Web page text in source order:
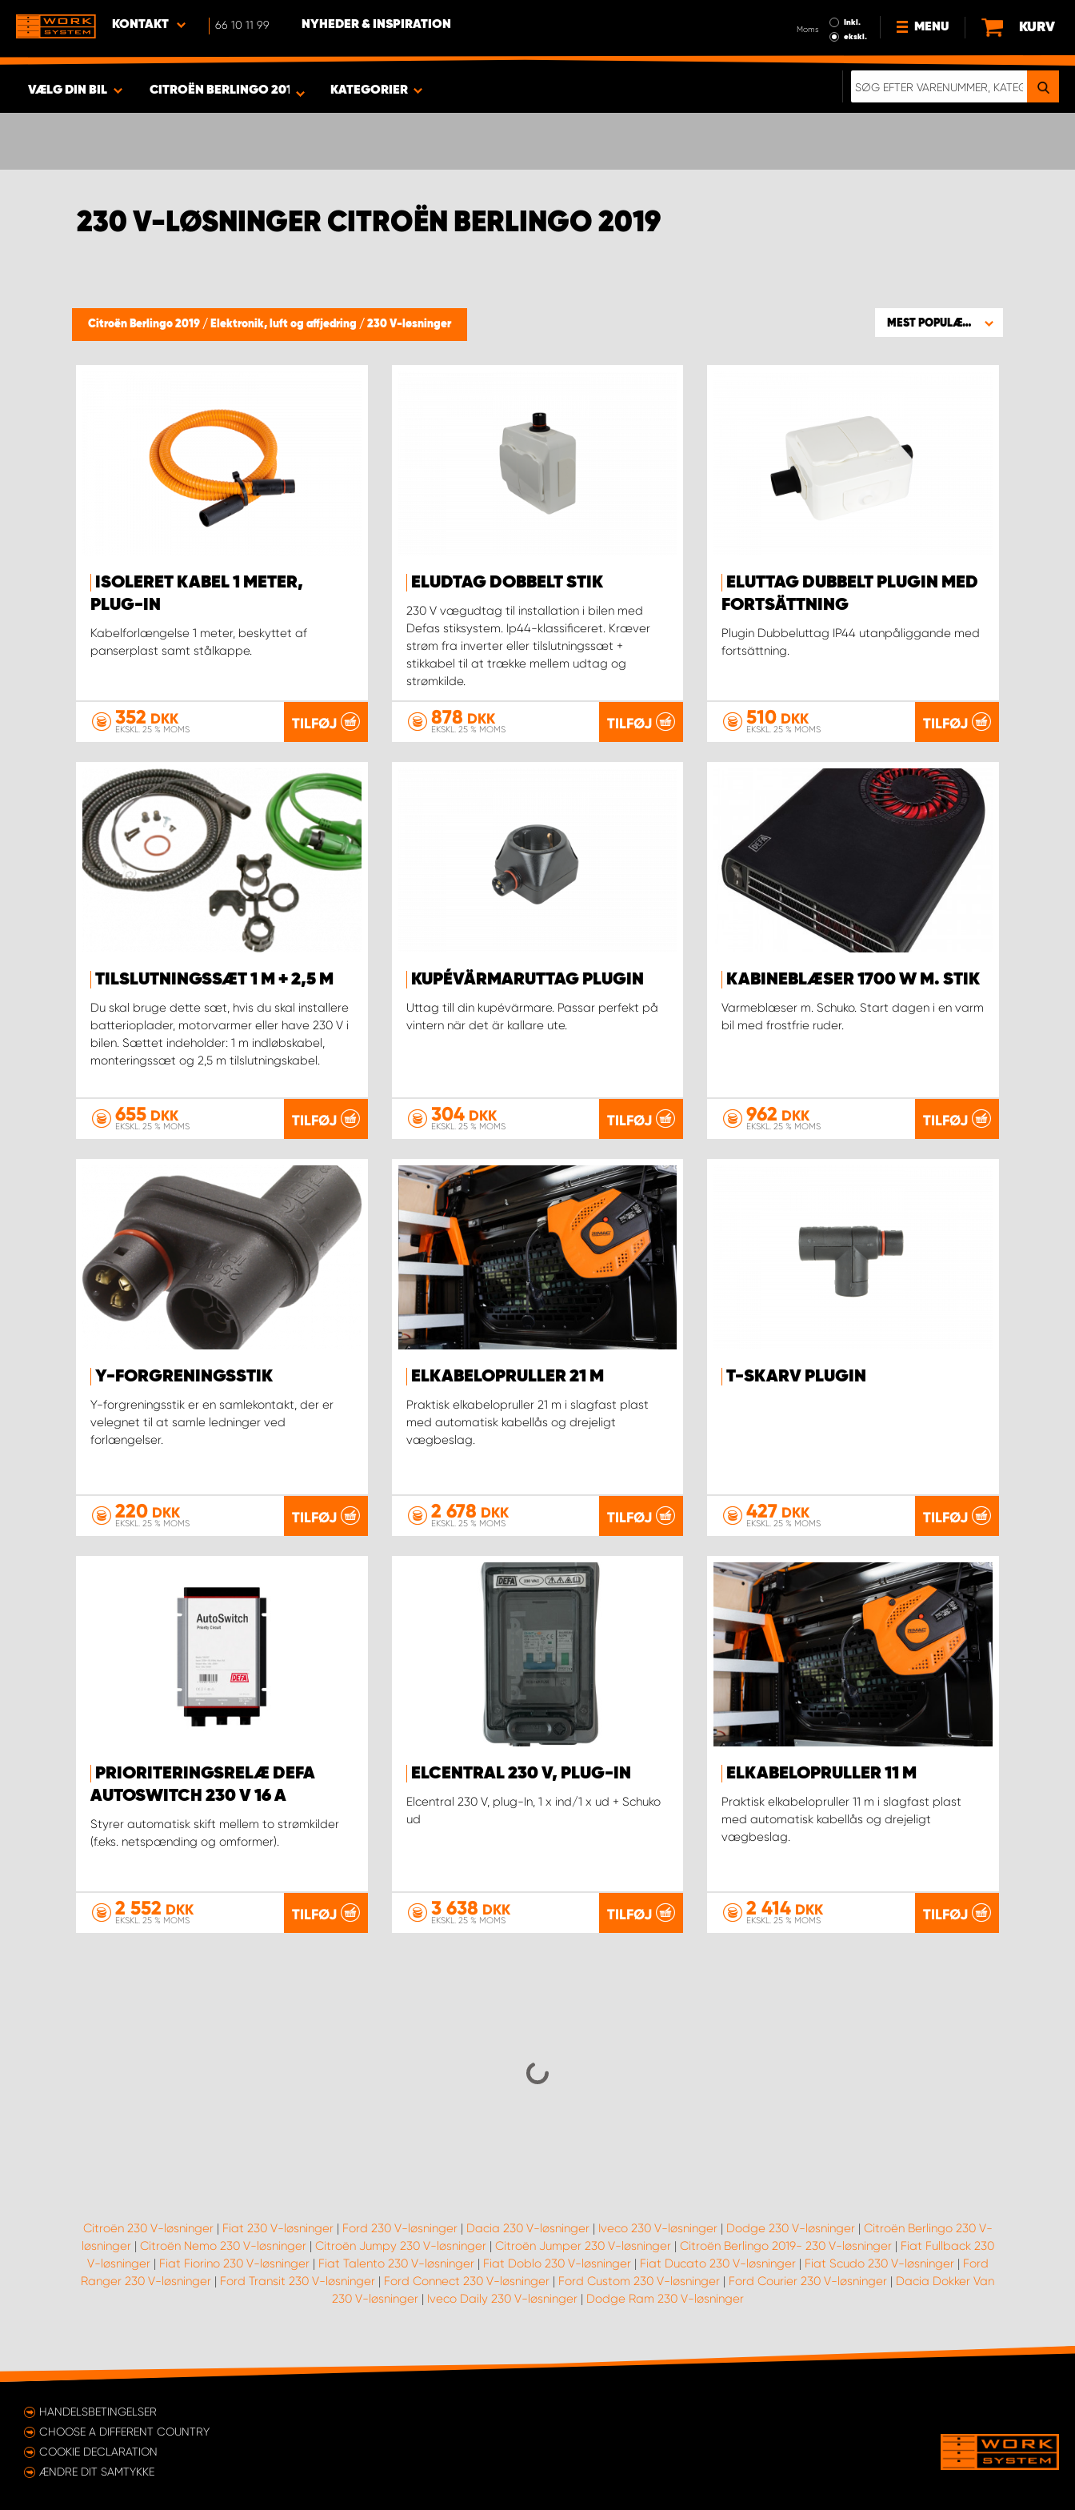
KONTAKT 66 10 11 99 NYHEDER & INSPIRATION Moms
Inkl.
ekskl.
MENU
HVORFOR VÆLGE WORK
KURV
VÆLG DIN BIL CITROËN BERLINGO 2019 KATEGORIER
230 V-LØSNINGER CITROËN BERLINGO 2019
Citroën Berlingo 2019 / Elektronik, luft og affjedring / 230 V-løsninger MEST POPULÆRE
ISOLERET KABEL 1 METER,
PLUG-IN
Kabelforlængelse 1 meter, beskyttet af
panserplast samt stålkappe.
352 DKK
EKSKL. 25 % MOMS TILFØJ
ELUDTAG DOBBELT STIK
230 V vægudtag til installation i bilen med
Defas stiksystem. Ip44-klassificeret. Kræver
strøm fra inverter eller tilslutningssæt +
stikkabel til at trække mellem udtag og
strømkilde.
878 DKK
EKSKL. 25 % MOMS TILFØJ
ELUTTAG DUBBELT PLUGIN MED
FORTSÄTTNING
Plugin Dubbeluttag IP44 utanpåliggande med
fortsättning.
510 DKK
EKSKL. 25 % MOMS TILFØJ
TILSLUTNINGSSÆT 1 M + 2,5 M
Du skal bruge dette sæt, hvis du skal installere
batterioplader, motorvarmer eller have 230 V i
bilen. Sættet indeholder: 1 m indløbskabel,
monteringssæt og 2,5 m tilslutningskabel.
655 DKK
EKSKL. 25 % MOMS TILFØJ
KUPÉVÄRMARUTTAG PLUGIN
Uttag till din kupévärmare. Passar perfekt på
vintern när det är kallare ute.
304DKK
EKSKL. 25 % MOMS TILFØJ
KABINEBLÆSER 1700 W M. STIK
Varmeblæser m. Schuko. Start dagen i en varm
bil med frostfrie ruder.
962 DKK
EKSKL. 25 % MOMS TILFØJ
Y-FORGRENINGSSTIK
Y-forgreningsstik er en samlekontakt, der er
velegnet til at samle ledninger ved
forlængelser.
220 DKK
EKSKL. 25 % MOMS TILFØJ
ELKABELOPRULLER 21 M
Praktisk elkabelopruller 21 m i slagfast plast
med automatisk kabellås og drejeligt
vægbeslag.
2 678 DKK
EKSKL. 25 % MOMS TILFØJ
T-SKARV PLUGIN
427 DKK
EKSKL. 25 % MOMS TILFØJ
PRIORITERINGSRELÆ DEFA
AUTOSWITCH 230 V 16 A
Styrer automatisk skift mellem to strømkilder
(f.eks. netspænding og omformer).
2 552 DKK
EKSKL. 25 % MOMS TILFØJ
ELCENTRAL 230 V, PLUG-IN
Elcentral 230 V, plug-In, 1 x ind/1 x ud + Schuko
ud
3 638 DKK
EKSKL. 25 % MOMS TILFØJ
ELKABELOPRULLER 11 M
Praktisk elkabelopruller 11 m i slagfast plast
med automatisk kabellås og drejeligt
vægbeslag.
2 414 DKK
EKSKL. 25 % MOMS TILFØJ
Citroën 230 V-løsninger| Fiat 230 V-løsninger| Ford 230 V-løsninger| Dacia 230 V-løsninger| Iveco 230 V-løsninger| Dodge 230 V-løsninger| Citroën Berlingo 230 V-
løsninger| Citroën Nemo 230 V-løsninger| Citroën Jumpy 230 V-løsninger| Citroën Jumper 230 V-løsninger| Citroën Berlingo 2019- 230 V-løsninger| Fiat Fullback 230
V-løsninger| Fiat Fiorino 230 V-løsninger| Fiat Talento 230 V-løsninger| Fiat Doblo 230 V-løsninger| Fiat Ducato 230 V-løsninger| Fiat Scudo 230 V-løsninger| Ford
Ranger 230 V-løsninger | Ford Transit 230 V-løsninger | Ford Connect 230 V-løsninger | Ford Custom 230 V-løsninger | Ford Courier 230 V-løsninger | Dacia Dokker Van
230 V-løsninger| Iveco Daily 230 V-løsninger| Dodge Ram 230 V-løsninger
HANDELSBETINGELSER
CHOOSE A DIFFERENT COUNTRY
COOKIE DECLARATION
ÆNDRE DIT SAMTYKKE